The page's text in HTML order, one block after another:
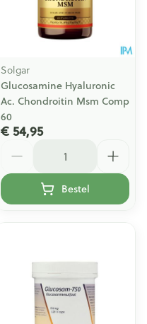
Solgar
Glucosamine Hyaluronic
Ac. Chondroitin Msm Comp
60
€ 54,95
Bestel